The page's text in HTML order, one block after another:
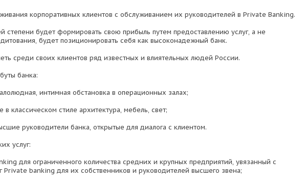
корпоративных клиентов с обслуживанием их руководителей в Private Banking.
степени будет формировать свою прибыль путем предоставлению услуг, а не
будет позиционировать себя как высоконадежный банк.
среди своих клиентов ряд известных и влиятельных людей России.
банка:
интимная обстановка в операционных залах;
классическом стиле архитектура, мебель, свет;
руководители банка, открытые для диалога с клиентом.
услуг:
для ограниченного количества средних и крупных предприятий, увязанный с
Private banking для их собственников и руководителей высшего звена;